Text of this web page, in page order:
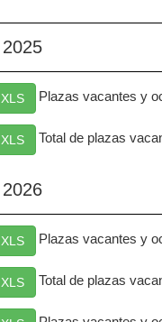
2025
XLS Plazas vacantes y
XLS Total de plazas
2026
XLS Plazas vacantes y
XLS Total de plazas